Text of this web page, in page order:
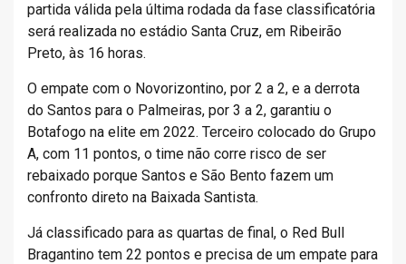
partida válida pela última rodada da fase classificatória
será realizada no estádio Santa Cruz, em Ribeirão
Preto, às 16 horas.
O empate com o Novorizontino, por 2 a 2, e a derrota
do Santos para o Palmeiras, por 3 a 2, garantiu o
Botafogo na elite em 2022. Terceiro colocado do Grupo
A, com 11 pontos, o time não corre risco de ser
rebaixado porque Santos e São Bento fazem um
confronto direto na Baixada Santista.
Já classificado para as quartas de final, o Red Bull
Bragantino tem 22 pontos e precisa de um empate para